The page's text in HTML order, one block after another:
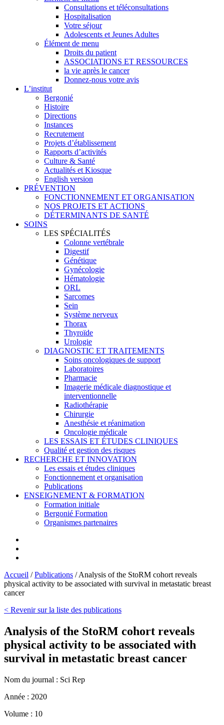
Consultations et téléconsultations
Hospitalisation
Votre séjour
Adolescents et Jeunes Adultes
Élément de menu
Droits du patient
ASSOCIATIONS ET RESSOURCES
la vie après le cancer
Donnez-nous votre avis
L’institut
Bergonié
Histoire
Directions
Instances
Recrutement
Projets d’établissement
Rapports d’activités
Culture & Santé
Actualités et Kiosque
English version
PRÉVENTION
FONCTIONNEMENT ET ORGANISATION
NOS PROJETS ET ACTIONS
DÉTERMINANTS DE SANTÉ
SOINS
LES SPÉCIALITÉS
Colonne vertébrale
Digestif
Génétique
Gynécologie
Hématologie
ORL
Sarcomes
Sein
Système nerveux
Thorax
Thyroïde
Urologie
DIAGNOSTIC ET TRAITEMENTS
Soins oncologiques de support
Laboratoires
Pharmacie
Imagerie médicale diagnostique et
interventionnelle
Radiothérapie
Chirurgie
Anesthésie et réanimation
Oncologie médicale
LES ESSAIS ET ÉTUDES CLINIQUES
Qualité et gestion des risques
RECHERCHE ET INNOVATION
Les essais et études cliniques
Fonctionnement et organisation
Publications
ENSEIGNEMENT & FORMATION
Formation initiale
Bergonié Formation
Organismes partenaires
Accueil /Publications /Analysis of the StoRM cohort reveals
physical activity to be associated with survival in metastatic breast
cancer
< Revenir sur la liste des publications
Analysis of the StoRM cohort reveals
physical activity to be associated with
survival in metastatic breast cancer
Nom du journal : Sci Rep
Année : 2020
Volume : 10